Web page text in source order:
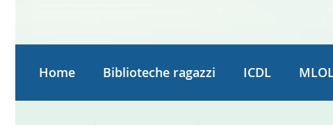
Home Biblioteche ragazzi ICDL